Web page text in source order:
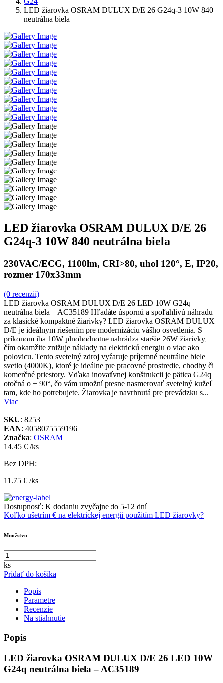
LED žiarovka OSRAM DULUX D/E 26 G24q-3 10W 840
neutrálna biela
LED žiarovka OSRAM DULUX D/E 26
G24q-3 10W 840 neutrálna biela
230VAC/ECG, 1100lm, CRI>80, uhol 120°, E, IP20,
rozmer 170x33mm
(0 recenzií)
LED žiarovka OSRAM DULUX D/E 26 LED 10W G24q
neutrálna biela – AC35189 Hľadáte úspornú a spoľahlivú náhradu
za klasické kompaktné žiarivky? LED žiarovka OSRAM DULUX
D/E je ideálnym riešením pre modernizáciu vášho osvetlenia. S
príkonom iba 10W plnohodnotne nahrádza staršie 26W žiarivky,
čím okamžite znižuje náklady na elektrickú energiu o viac ako
polovicu. Tento svetelný zdroj vyžaruje príjemné neutrálne biele
svetlo (4000K), ktoré je ideálne pre pracovné prostredie, chodby či
komerčné priestory. Vďaka inovatívnej konštrukcii je pätica G24q
otočná o ± 90°, čo vám umožní presne nasmerovať svetelný kužeľ
tam, kde ho potrebujete. Žiarovka je navrhnutá pre prevádzku s...
Viac
SKU: 8253
EAN: 4058075559196
Značka: OSRAM
14.45 € /ks
Bez DPH:
11.75 € /ks
Dostupnosť: K dodaniu zvyčajne do 5-12 dní
Koľko ušetrím € na elektrickej energii použitím LED žiarovky?
Množstvo
ks
Pridať do košíka
Popis
Parametre
Recenzie
Na stiahnutie
Popis
LED žiarovka OSRAM DULUX D/E 26 LED 10W
G24q neutrálna biela – AC35189